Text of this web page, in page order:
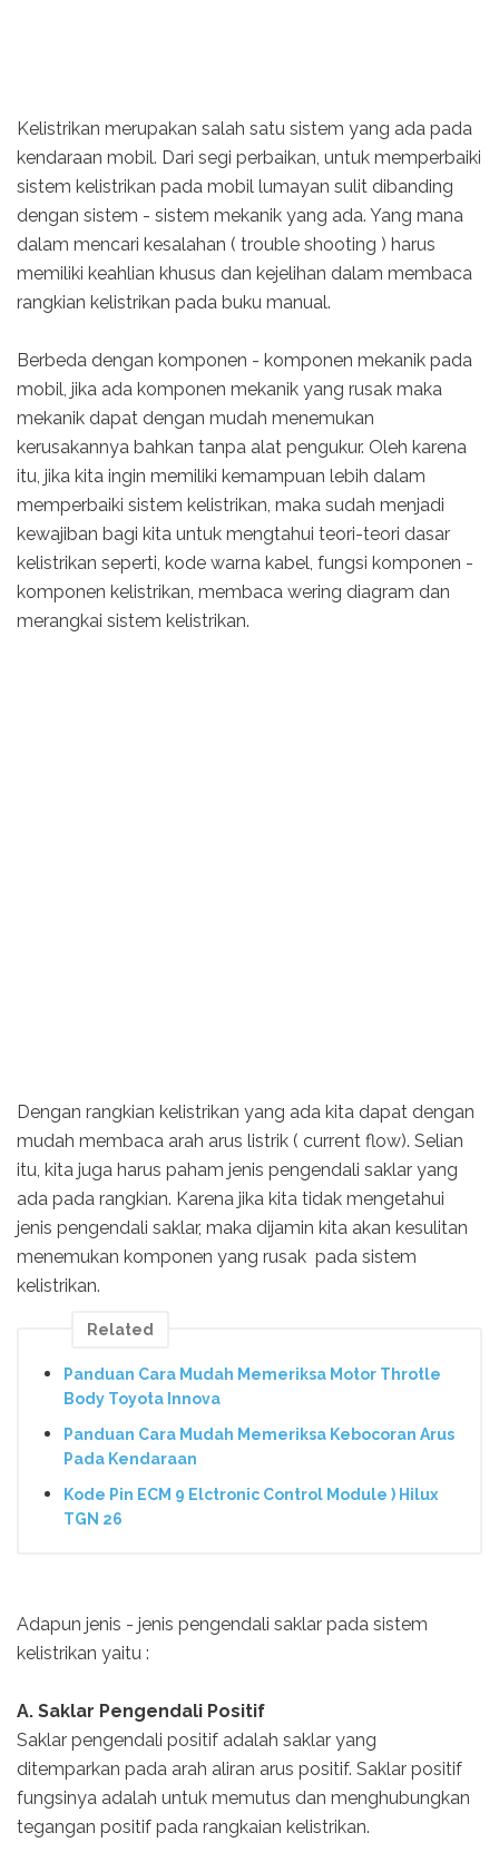
Kelistrikan merupakan salah satu sistem yang ada pada
kendaraan mobil. Dari segi perbaikan, untuk memperbaiki
sistem kelistrikan pada mobil lumayan sulit dibanding
dengan sistem - sistem mekanik yang ada. Yang mana
dalam mencari kesalahan ( trouble shooting ) harus
memiliki keahlian khusus dan kejelihan dalam membaca
rangkian kelistrikan pada buku manual.
Berbeda dengan komponen - komponen mekanik pada
mobil, jika ada komponen mekanik yang rusak maka
mekanik dapat dengan mudah menemukan
kerusakannya bahkan tanpa alat pengukur. Oleh karena
itu, jika kita ingin memiliki kemampuan lebih dalam
memperbaiki sistem kelistrikan, maka sudah menjadi
kewajiban bagi kita untuk mengtahui teori-teori dasar
kelistrikan seperti, kode warna kabel, fungsi komponen -
komponen kelistrikan, membaca wering diagram dan
merangkai sistem kelistrikan.
Dengan rangkian kelistrikan yang ada kita dapat dengan
mudah membaca arah arus listrik ( current flow). Selian
itu, kita juga harus paham jenis pengendali saklar yang
ada pada rangkian. Karena jika kita tidak mengetahui
jenis pengendali saklar, maka dijamin kita akan kesulitan
menemukan komponen yang rusak pada sistem
kelistrikan.
Related
Panduan Cara Mudah Memeriksa Motor Throtle
Body Toyota Innova
Panduan Cara Mudah Memeriksa Kebocoran Arus
Pada Kendaraan
Kode Pin ECM 9 Elctronic Control Module ) Hilux
TGN 26
Adapun jenis - jenis pengendali saklar pada sistem
kelistrikan yaitu :
A. Saklar Pengendali Positif
Saklar pengendali positif adalah saklar yang
ditemparkan pada arah aliran arus positif. Saklar positif
fungsinya adalah untuk memutus dan menghubungkan
tegangan positif pada rangkaian kelistrikan.